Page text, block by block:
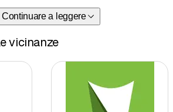
von dünnen fast
Kunststoffschienen. Die
erfolgt voll digital mit einem
Invisalign.
Continuare a leggere
vicinanze